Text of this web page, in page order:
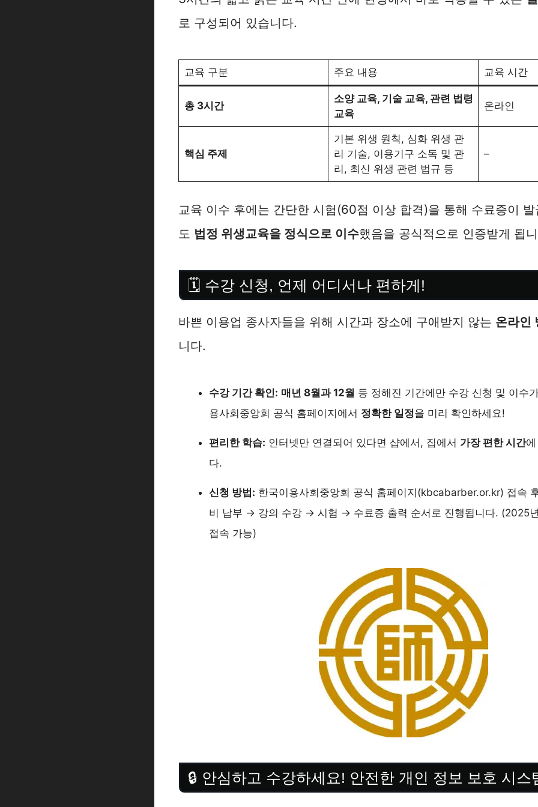
로 구성되어 있습니다.
교육 구분 주요 내용 교육 시간
총 3시간
소양 교육, 기술 교육, 관련 법령
교육
온라인
핵심 주제
기본 위생 원칙, 심화 위생 관
리 기술, 이용기구 소독 및 관
리, 최신 위생 관련 법규 등
–
교육 이수 후에는 간단한 시험(60점 이상 합격)을 통해 수료증이
도 법정 위생교육을 정식으로 이수했음을 공식적으로 인증받게 됩
🗓️ 수강 신청, 언제 어디서나 편하게!
바쁜 이용업 종사자들을 위해 시간과 장소에 구애받지 않는 온라인
니다.
수강 기간 확인: 매년 8월과 12월 등 정해진 기간에만 수강 신청 및 이수
용사회중앙회 공식 홈페이지에서 정확한 일정을 미리 확인하세요!
편리한 학습: 인터넷만 연결되어 있다면 샵에서, 집에서 가장 편한 시간
다.
신청 방법: 한국이용사회중앙회 공식 홈페이지(kbcabarber.or.kr) 접속
비 납부 → 강의 수강 → 시험 → 수료증 출력 순서로 진행됩니다. (2025
접속 가능)
🔒 안심하고 수강하세요! 안전한 개인 정보 보호 시스